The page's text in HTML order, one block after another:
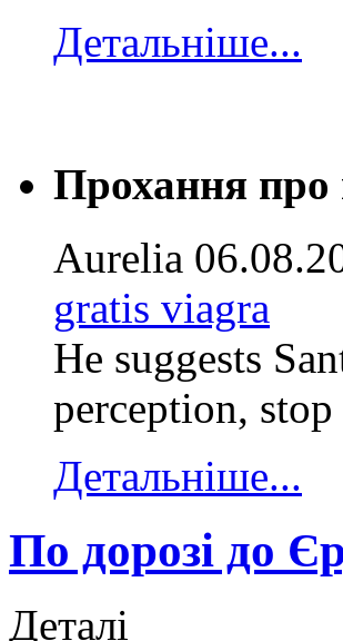
Детальніше...
Прохання про
Aurelia
gratis viagra
He suggests
perception,
Детальніше...
По дорозі до
Деталі